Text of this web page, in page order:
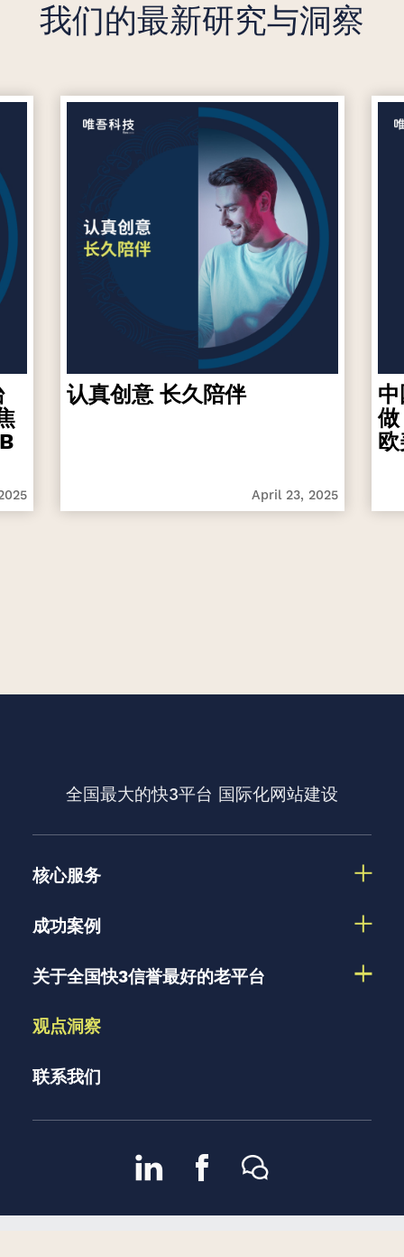
我们的最新研究与洞察
认真创意 长久陪伴
April 23, 2025
全国最大的快3平台 国际化网站建设
核心服务
成功案例
关于全国快3信誉最好的老平台
观点洞察
联系我们